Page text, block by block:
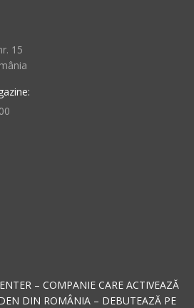
15
– COMPANIE CARE ACTIVEAZĂ
DIN ROMÂNIA – DEBUTEAZĂ PE